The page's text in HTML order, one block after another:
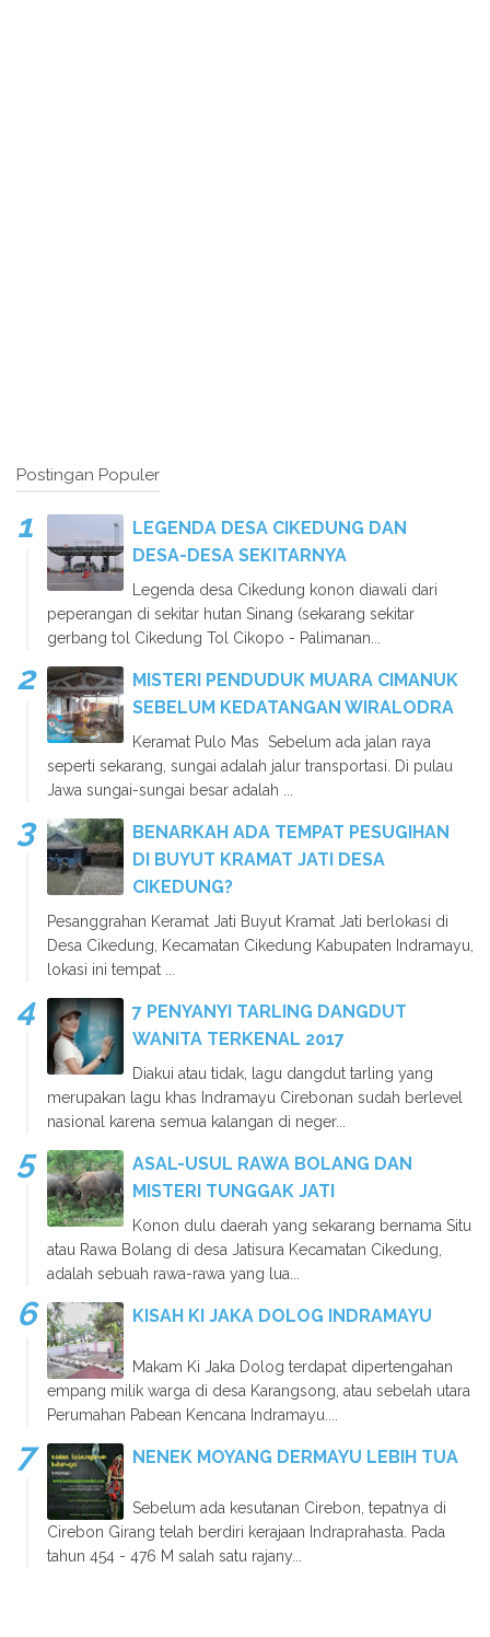
Postingan Populer
LEGENDA DESA CIKEDUNG DAN
DESA-DESA SEKITARNYA
Legenda desa Cikedung konon diawali dari
peperangan di sekitar hutan Sinang (sekarang sekitar
gerbang tol Cikedung Tol Cikopo - Palimanan...
MISTERI PENDUDUK MUARA CIMANUK
SEBELUM KEDATANGAN WIRALODRA
Keramat Pulo Mas Sebelum ada jalan raya
seperti sekarang, sungai adalah jalur transportasi. Di pulau
Jawa sungai-sungai besar adalah ...
BENARKAH ADA TEMPAT PESUGIHAN
DI BUYUT KRAMAT JATI DESA
CIKEDUNG?
Pesanggrahan Keramat Jati Buyut Kramat Jati berlokasi di
Desa Cikedung, Kecamatan Cikedung Kabupaten Indramayu,
lokasi ini tempat ...
7 PENYANYI TARLING DANGDUT
WANITA TERKENAL 2017
Diakui atau tidak, lagu dangdut tarling yang
merupakan lagu khas Indramayu Cirebonan sudah berlevel
nasional karena semua kalangan di neger...
ASAL-USUL RAWA BOLANG DAN
MISTERI TUNGGAK JATI
Konon dulu daerah yang sekarang bernama Situ
atau Rawa Bolang di desa Jatisura Kecamatan Cikedung,
adalah sebuah rawa-rawa yang lua...
KISAH KI JAKA DOLOG INDRAMAYU
Makam Ki Jaka Dolog terdapat dipertengahan
empang milik warga di desa Karangsong, atau sebelah utara
Perumahan Pabean Kencana Indramayu....
NENEK MOYANG DERMAYU LEBIH TUA
Sebelum ada kesutanan Cirebon, tepatnya di
Cirebon Girang telah berdiri kerajaan Indraprahasta. Pada
tahun 454 - 476 M salah satu rajany...